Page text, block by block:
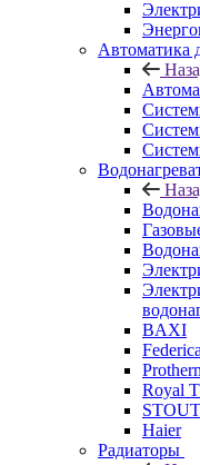
Автоматика
BAXI
Royal
STOUT
Haier
Радиаторы